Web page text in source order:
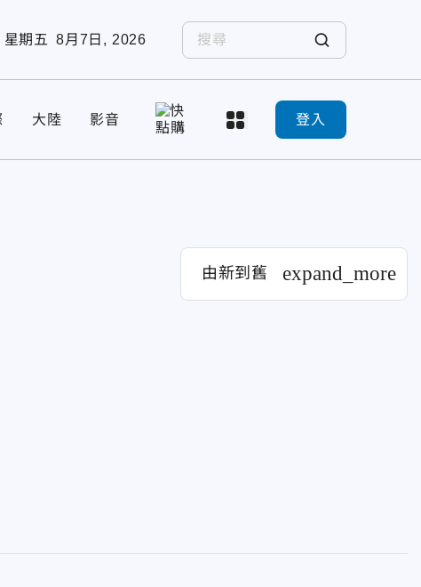
星期五 8月7日, 2026
大陸 影音 登入
由新到舊 expand_more